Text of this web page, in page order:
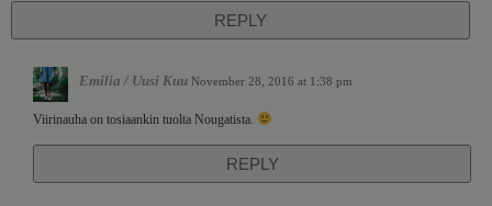
REPLY
Emilia / Uusi Kuu November 28, 2016 at 1:38 pm
Viirinauha on tosiaankin tuolta Nougatista.
REPLY